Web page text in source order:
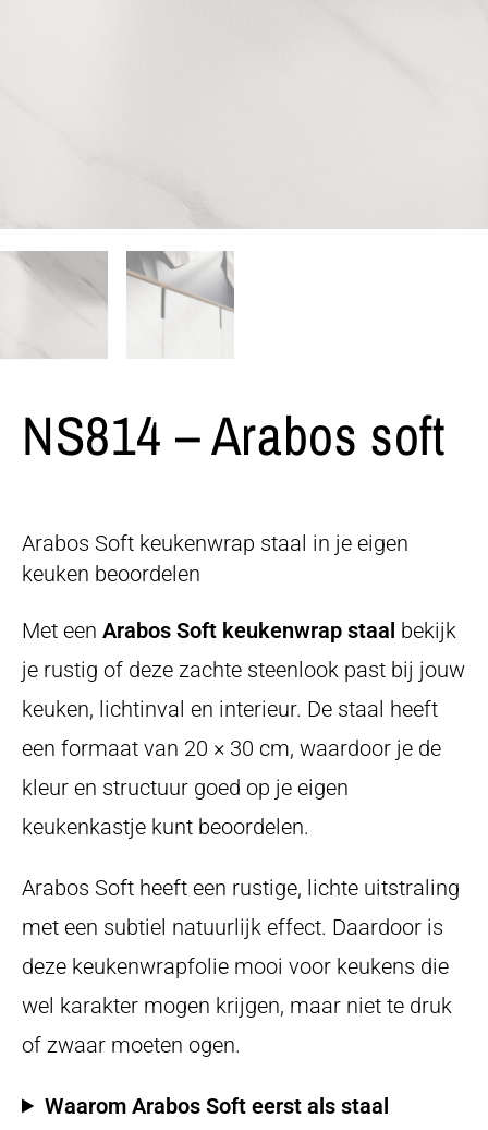
NS814 – Arabos soft
Arabos Soft keukenwrap staal in je eigen
keuken beoordelen
Met een Arabos Soft keukenwrap staal bekijk
je rustig of deze zachte steenlook past bij jouw
keuken, lichtinval en interieur. De staal heeft
een formaat van 20 × 30 cm, waardoor je de
kleur en structuur goed op je eigen
keukenkastje kunt beoordelen.
Arabos Soft heeft een rustige, lichte uitstraling
met een subtiel natuurlijk effect. Daardoor is
deze keukenwrapfolie mooi voor keukens die
wel karakter mogen krijgen, maar niet te druk
of zwaar moeten ogen.
Waarom Arabos Soft eerst als staal